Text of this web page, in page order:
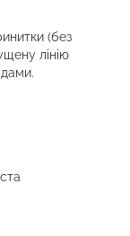
(без
лінію